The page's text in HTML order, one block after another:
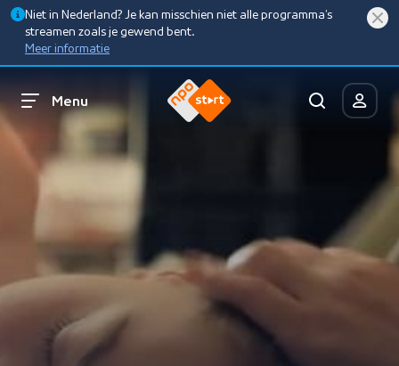
Niet in Nederland? Je kan misschien niet alle programma’s
streamen zoals je gewend bent.
Meer informatie
Menu